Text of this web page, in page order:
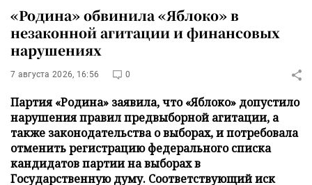
«Родина» обвинила «Яблоко» в
незаконной агитации и финансовых
нарушениях
7 августа 2026, 16:56 0
Партия «Родина» заявила, что «Яблоко» допустило
нарушения правил предвыборной агитации, а
также законодательства о выборах, и потребовала
отменить регистрацию федерального списка
кандидатов партии на выборах в
Государственную думу. Соответствующий иск